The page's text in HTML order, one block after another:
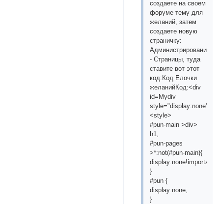
создаете на своем
форуме тему для
желаний, затем
создаете новую
страничку:
Администрирование
- Страницы, туда
ставите вот этот
код:Код Елочки
желанийКод:<div
id=Mydiv
style="display:none">
<style>
#pun-main >div>
h1,
#pun-pages
>*:not(#pun-main){
display:none!important;
}
#pun {
display:none;
}